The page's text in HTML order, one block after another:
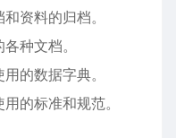
资料的归档。
种文档。
的数据字典。
的标准和规范。